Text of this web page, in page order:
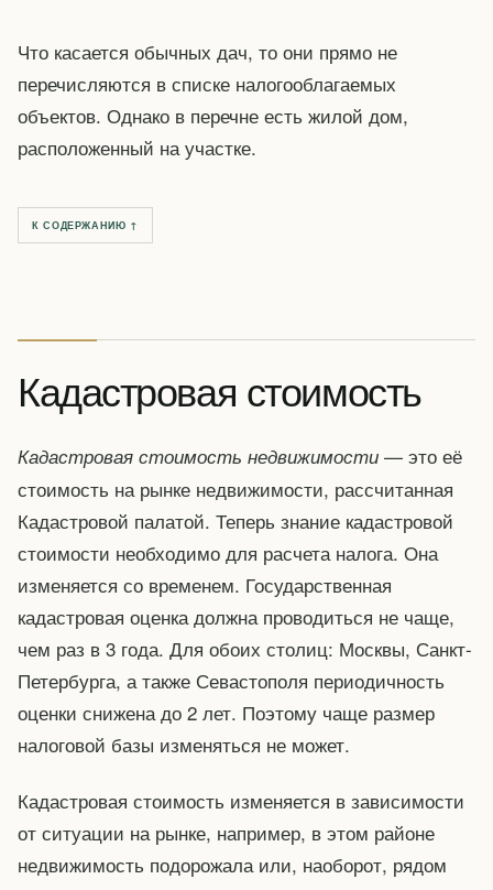
Что касается обычных дач, то они прямо не
перечисляются в списке налогооблагаемых
объектов. Однако в перечне есть жилой дом,
расположенный на участке.
К СОДЕРЖАНИЮ ↑
Кадастровая стоимость
Кадастровая стоимость недвижимости — это её
стоимость на рынке недвижимости, рассчитанная
Кадастровой палатой. Теперь знание кадастровой
стоимости необходимо для расчета налога. Она
изменяется со временем. Государственная
кадастровая оценка должна проводиться не чаще,
чем раз в 3 года. Для обоих столиц: Москвы, Санкт-
Петербурга, а также Севастополя периодичность
оценки снижена до 2 лет. Поэтому чаще размер
налоговой базы изменяться не может.
Кадастровая стоимость изменяется в зависимости
от ситуации на рынке, например, в этом районе
недвижимость подорожала или, наоборот, рядом